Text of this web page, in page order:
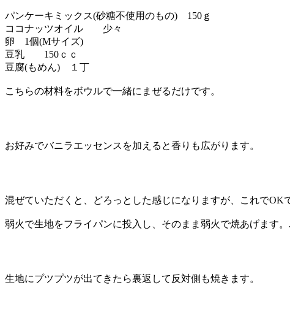
パンケーキミックス(砂糖不使用のもの) 150ｇ
ココナッツオイル 少々
卵 1個(Mサイズ)
豆乳 150ｃｃ
豆腐(もめん) １丁
こちらの材料をボウルで一緒にまぜるだけです。
お好みでバニラエッセンスを加えると香りも広がります。
混ぜていただくと、どろっとした感じになりますが、これで
弱火で生地をフライパンに投入し、そのまま弱火で焼あげます
生地にプツプツが出てきたら裏返して反対側も焼きます。